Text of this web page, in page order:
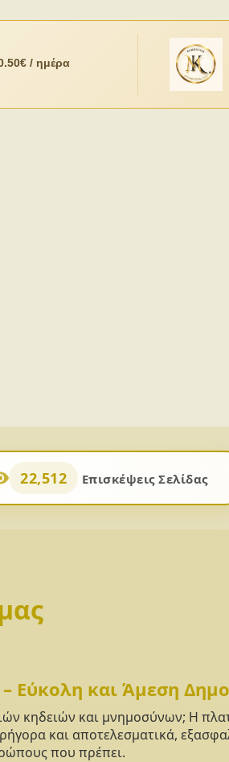
/ ημέρα
22,512 Επισκέψεις Σελίδας
Εύκολη και Άμεση
κηδειών και μνημοσύνων; Η
και αποτελεσματικά,
που πρέπει.